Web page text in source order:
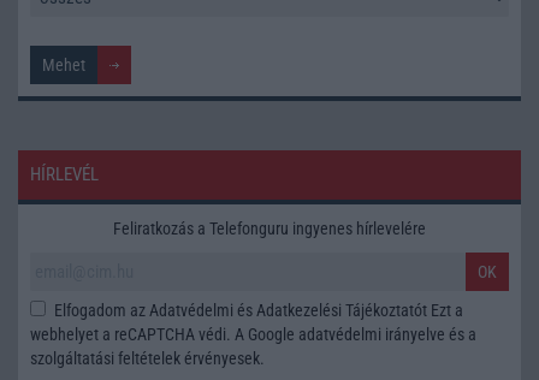
HÍRLEVÉL
Feliratkozás a Telefonguru ingyenes hírlevelére
OK
Elfogadom az Adatvédelmi és Adatkezelési Tájékoztatót Ezt a
webhelyet a reCAPTCHA védi. A Google adatvédelmi irányelve és a
szolgáltatási feltételek érvényesek.